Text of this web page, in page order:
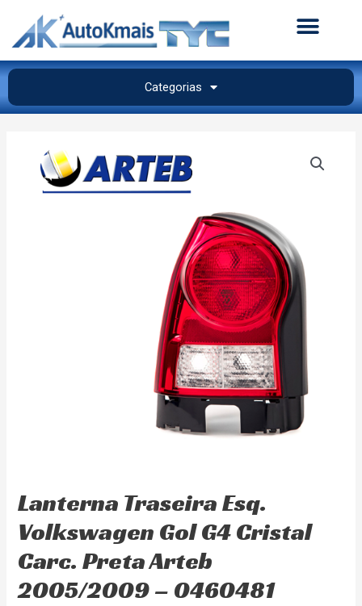
Categorias
Lanterna Traseira Esq.
Volkswagen Gol G4 Cristal
Carc. Preta Arteb
2005/2009 – 0460481